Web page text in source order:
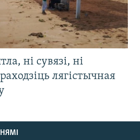
ні сувязі, ні
лягістычная